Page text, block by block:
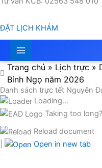
ĐẶT LỊCH KHÁM
Trang chủ » Lịch trực »
Bính Ngọ năm 2026
Danh sách trực tết Nguyên
Loading...
Taking too long?
Reload document
Open in new tab